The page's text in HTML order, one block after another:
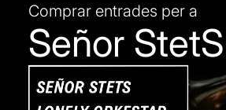
Comprar entrades per a
Señor